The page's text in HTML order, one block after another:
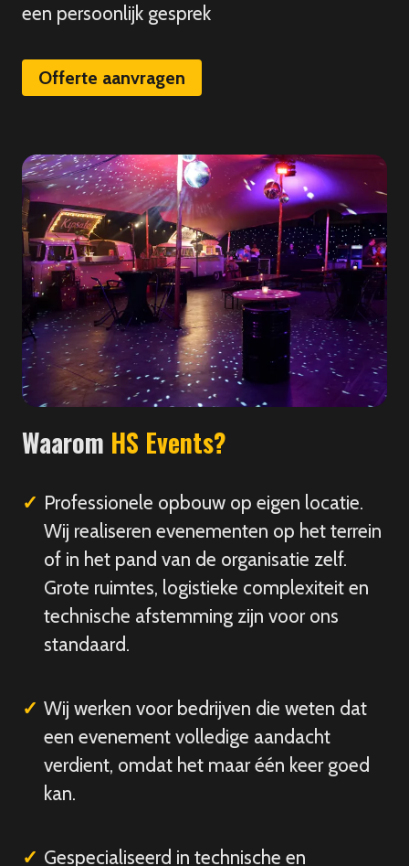
een persoonlijk gesprek
Offerte aanvragen
Waarom HS Events?
Professionele opbouw op eigen locatie.
Wij realiseren evenementen op het terrein
of in het pand van de organisatie zelf.
Grote ruimtes, logistieke complexiteit en
technische afstemming zijn voor ons
standaard.
Wij werken voor bedrijven die weten dat
een evenement volledige aandacht
verdient, omdat het maar één keer goed
kan.
Gespecialiseerd in technische en